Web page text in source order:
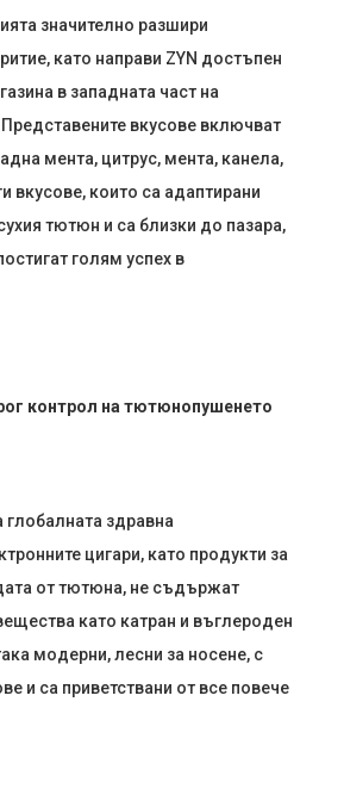
значително разшири
като направи ZYN достъпен
в западната част на
вкусове включват
мента, цитрус, мента, канела,
вкусове, които са адаптирани
тютюн и са близки до пазара,
голям успех в
контрол на тютюнопушенето
здравна
цигари, като продукти за
от тютюна, не съдържат
като катран и въглероден
модерни, лесни за носене, с
и са приветствани от все повече